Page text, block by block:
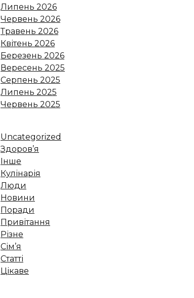
Липень 2026
Червень 2026
Травень 2026
Квітень 2026
Березень 2026
Вересень 2025
Серпень 2025
Липень 2025
Червень 2025
Uncategorized
Здоров’я
Інше
Кулінарія
Люди
Новини
Поради
Привітання
Різне
Сім’я
Статті
Цікаве